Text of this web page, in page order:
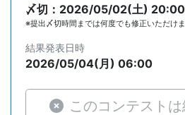
〆切：2026/05/02(土) 20:00
※提出〆切時間までは何度でも修正いただけま
結果発表日時
2026/05/04(月) 06:00
このコンテスト